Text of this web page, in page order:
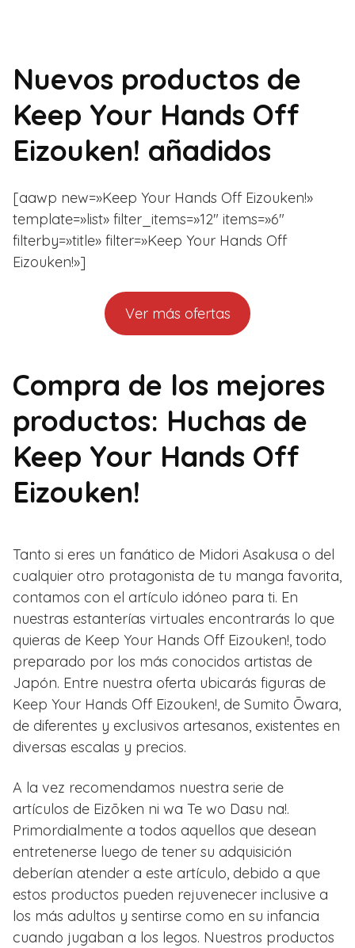
Nuevos productos de
Keep Your Hands Off
Eizouken! añadidos
[aawp new=»Keep Your Hands Off Eizouken!»
template=»list» filter_items=»12″ items=»6″
filterby=»title» filter=»Keep Your Hands Off
Eizouken!»]
Ver más ofertas
Compra de los mejores
productos: Huchas de
Keep Your Hands Off
Eizouken!
Tanto si eres un fanático de Midori Asakusa o del
cualquier otro protagonista de tu manga favorita,
contamos con el artículo idóneo para ti. En
nuestras estanterías virtuales encontrarás lo que
quieras de Keep Your Hands Off Eizouken!, todo
preparado por los más conocidos artistas de
Japón. Entre nuestra oferta ubicarás figuras de
Keep Your Hands Off Eizouken!, de Sumito Ōwara,
de diferentes y exclusivos artesanos, existentes en
diversas escalas y precios.
A la vez recomendamos nuestra serie de
artículos de Eizōken ni wa Te wo Dasu na!.
Primordialmente a todos aquellos que desean
entretenerse luego de tener su adquisición
deberían atender a este artículo, debido a que
estos productos pueden rejuvenecer inclusive a
los más adultos y sentirse como en su infancia
cuando jugaban a los legos. Nuestros productos